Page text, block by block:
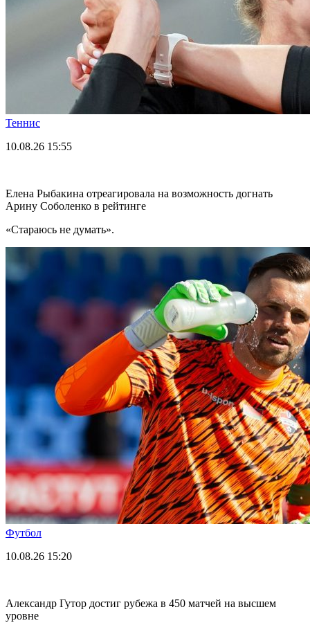
Теннис
10.08.26 15:55
Елена Рыбакина отреагировала на возможность догнать
Арину Соболенко в рейтинге
«Стараюсь не думать».
Футбол
10.08.26 15:20
Александр Гутор достиг рубежа в 450 матчей на высшем
уровне